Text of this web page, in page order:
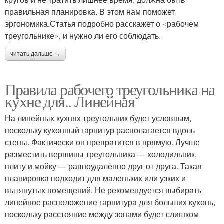
правильная планировка. В этом нам поможет
эргономика.Статья подробно расскажет о «рабочем
треугольнике», и нужно ли его соблюдать.
читать дальше →
Правила рабочего треугольника на
кухне для.. Линейная
На линейных кухнях треугольник будет условным,
поскольку кухонный гарнитур располагается вдоль
стены. Фактически он превратится в прямую. Лучше
разместить вершины треугольника — холодильник,
плиту и мойку — равноудалённо друг от друга. Такая
планировка подходит для маленьких или узких и
вытянутых помещений. Не рекомендуется выбирать
линейное расположение гарнитура для больших кухонь,
поскольку расстояние между зонами будет слишком